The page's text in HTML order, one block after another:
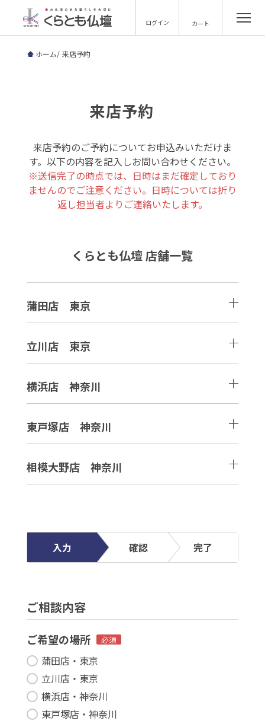
ログイン カート
ホーム 来店予約
来店予約
来店予約のご予約についてお申込みいただけま
す。以下の内容を記入しお問い合わせください。
※送信完了の時点では、日時はまだ確定しており
ませんのでご注意ください。日時については折り
返し担当者よりご連絡いたします。
くらとも仏壇 店舗一覧
蒲田店 東京
立川店 東京
横浜店 神奈川
東戸塚店 神奈川
相模大野店 神奈川
入力 確認 完了
ご相談内容
ご希望の場所 必須
蒲田店・東京
立川店・東京
横浜店・神奈川
東戸塚店・神奈川